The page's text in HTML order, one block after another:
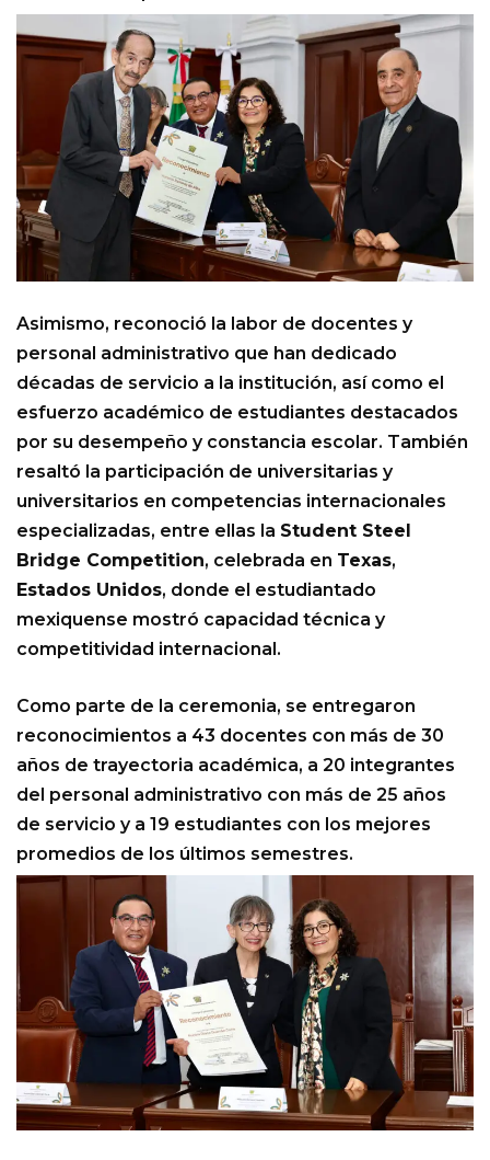
Asimismo, reconoció la labor de docentes y
personal administrativo que han dedicado
décadas de servicio a la institución, así como el
esfuerzo académico de estudiantes destacados
por su desempeño y constancia escolar. También
resaltó la participación de universitarias y
universitarios en competencias internacionales
especializadas, entre ellas la Student Steel
Bridge Competition, celebrada en Texas,
Estados Unidos, donde el estudiantado
mexiquense mostró capacidad técnica y
competitividad internacional.
Como parte de la ceremonia, se entregaron
reconocimientos a 43 docentes con más de 30
años de trayectoria académica, a 20 integrantes
del personal administrativo con más de 25 años
de servicio y a 19 estudiantes con los mejores
promedios de los últimos semestres.